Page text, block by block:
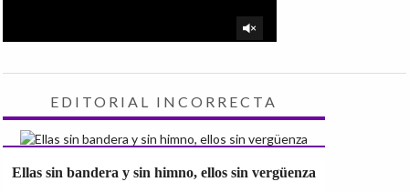
EDITORIAL INCORRECTA
Ellas sin bandera y sin himno, ellos sin vergüenza